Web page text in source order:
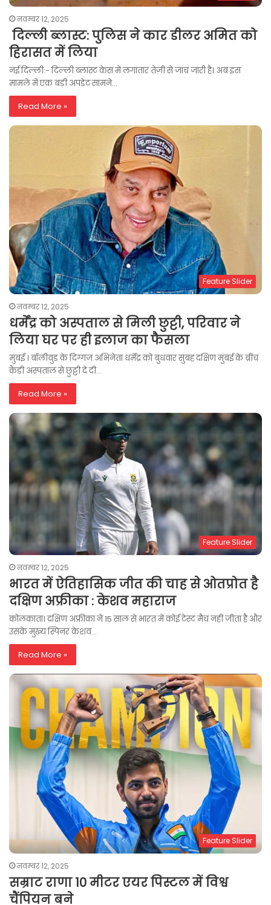
नवम्बर 12, 2025
दिल्ली ब्लास्ट: पुलिस ने कार डीलर अमित को
हिरासत में लिया
नई दिल्ली:- दिल्ली ब्लास्ट केस में लगातार तेज़ी से जांच जारी है। अब इस
मामले में एक बड़ी अपडेट सामने…
Read More »
Feature Slider
नवम्बर 12, 2025
धर्मेंद्र को अस्पताल से मिली छुट्टी, परिवार ने
लिया घर पर ही इलाज का फैसला
मुंबई । बॉलीवुड के दिग्गज अभिनेता धर्मेंद्र को बुधवार सुबह दक्षिण मुंबई के ब्रीच
कैंडी अस्पताल से छुट्टी दे दी…
Read More »
Feature Slider
नवम्बर 12, 2025
भारत में ऐतिहासिक जीत की चाह से ओतप्रोत है
दक्षिण अफ्रीका : केशव महाराज
कोलकाता। दक्षिण अफ्रीका ने 15 साल से भारत में कोई टेस्ट मैच नहीं जीता है और
उसके मुख्य स्पिनर केशव…
Read More »
Feature Slider
नवम्बर 12, 2025
सम्राट राणा 10 मीटर एयर पिस्टल में विश्व
चैंपियन बने